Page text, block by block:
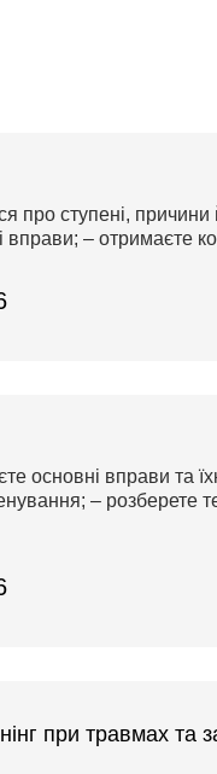
про ступені, причини
вправи; – отримаєте
основні вправи та
– розберете
при травмах та